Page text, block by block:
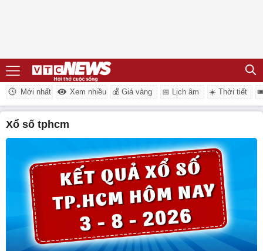
Mới nhất Xem nhiều 💰 Giá vàng 📅 Lịch âm ☀️ Thời tiết
xổ số tphcm